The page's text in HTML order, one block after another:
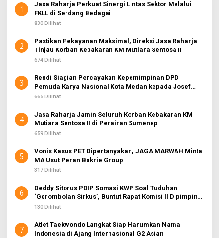
1
Jasa Raharja Perkuat Sinergi Lintas Sektor Melalui
FKLL di Serdang Bedagai
830 Dilihat
2
Pastikan Pekayanan Maksimal, Direksi Jasa Raharja
Tinjau Korban Kebakaran KM Mutiara Sentosa II
674 Dilihat
3
Rendi Siagian Percayakan Kepemimpinan DPD
Pemuda Karya Nasional Kota Medan kepada Josef
Sembiring
665 Dilihat
4
Jasa Raharja Jamin Seluruh Korban Kebakaran KM
Mutiara Sentosa II di Perairan Sumenep
659 Dilihat
5
Vonis Kasus PET Dipertanyakan, JAGA MARWAH Minta
MA Usut Peran Bakrie Group
317 Dilihat
6
Deddy Sitorus PDIP Somasi KWP Soal Tuduhan
‘Gerombolan Sirkus’, Buntut Rapat Komisi II Dipimpin
Sufmi Dasco Ahmad
130 Dilihat
7
Atlet Taekwondo Langkat Siap Harumkan Nama
Indonesia di Ajang Internasional G2 Asian